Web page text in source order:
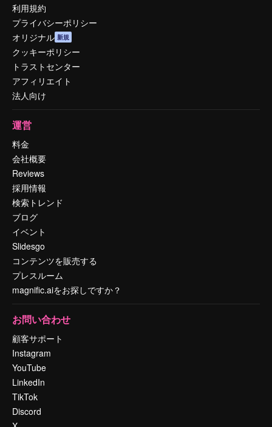
利用規約
プライバシーポリシー
オリジナル 新規
クッキーポリシー
トラストセンター
アフィリエイト
法人向け
運営
料金
会社概要
Reviews
採用情報
検索トレンド
ブログ
イベント
Slidesgo
コンテンツを販売する
プレスルーム
magnific.aiをお探しですか？
お問い合わせ
顧客サポート
Instagram
YouTube
LinkedIn
TikTok
Discord